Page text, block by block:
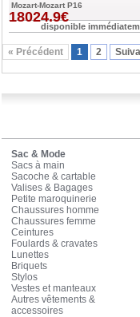
Mozart-Mozart P16
18024.9€
disponible
« Précédent 1 2
Sac & Mode
Sacs à main
Sacoche & cartable
Valises & Bagages
Petite maroquinerie
Chaussures homme
Chaussures femme
Ceintures
Foulards & cravates
Lunettes
Briquets
Stylos
Vestes et manteaux
Autres vêtements &
accessoires